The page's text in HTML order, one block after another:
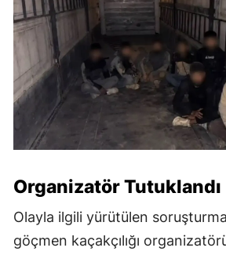
Organizatör Tutuklandı
Olayla ilgili yürütülen
göçmen kaçakçılığı